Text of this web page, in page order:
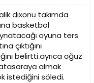
dıxonu takımda
basketbol
oyuna ters
çıktığını
belirtti.ayrıca oğuz
almak
istediğini söledi.